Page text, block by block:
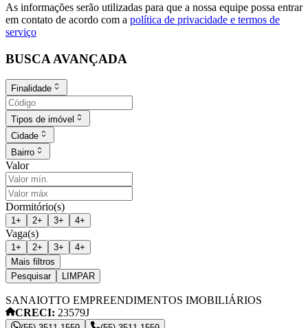
As informações serão utilizadas para que a nossa equipe possa entrar
em contato de acordo com a política de privacidade e termos de
serviço
BUSCA AVANÇADA
Finalidade
Tipos de imóvel
Cidade
Bairro
Valor
Dormitório(s)
1+ 2+ 3+ 4+
Vaga(s)
1+ 2+ 3+ 4+
Mais filtros
Pesquisar
LIMPAR
SANAIOTTO EMPREENDIMENTOS IMOBILIÁRIOS
CRECI: 23579J